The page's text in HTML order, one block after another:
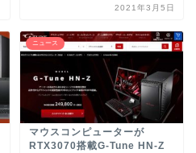
2021年3月5日
ニュース
マウスコンピューターが
RTX3070搭載G-Tune HN-Z